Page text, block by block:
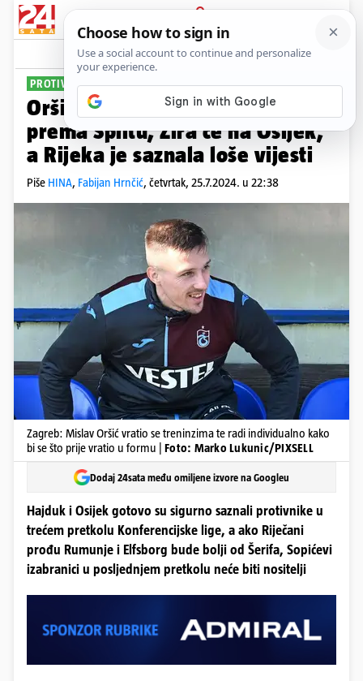
PRIJAVA
Sport Komentari
PROTIVNICI U EUROPI
Oršić asistirao i gurnuo Slovake
prema Splitu, Zira će na Osijek,
a Rijeka je saznala loše vijesti
Piše HINA, Fabijan Hrnčić, četvrtak, 25.7.2024. u 22:38
Zagreb: Mislav Oršić vratio se treninzima te radi individualno kako
bi se što prije vratio u formu | Foto: Marko Lukunic/PIXSELL
Dodaj 24sata među omiljene izvore na Googleu
Hajduk i Osijek gotovo su sigurno saznali protivnike u
trećem pretkolu Konferencijske lige, a ako Riječani
prođu Rumunje i Elfsborg bude bolji od Šerifa, Sopićevi
izabranici u posljednjem pretkolu neće biti nositelji